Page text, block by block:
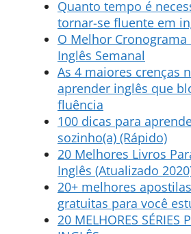
Quanto tempo é
tornar-se fluente em
O Melhor Cronograma
Inglês Semanal
As 4 maiores crenças
aprender inglês que
fluência
100 dicas para
sozinho(a) (Rápido)
20 Melhores Livros
Inglês (Atualizado
20+ melhores
gratuitas para você
20 MELHORES SÉRIES